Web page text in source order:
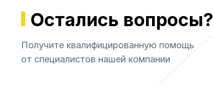
Остались вопросы?
Получите квалифицированную помощь
от специалистов нашей компании